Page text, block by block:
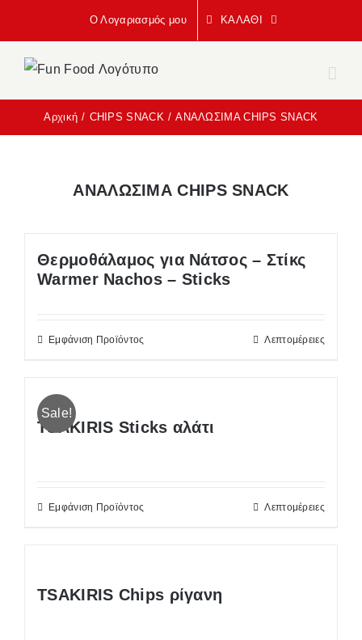
περιεχόμενο
Ο Λογαριασμός μου ΚΑΛΆΘΙ
Αρχική CHIPS SNACK ΑΝΑΛΩΣΙΜΑ CHIPS SNACK
ΑΝΑΛΩΣΙΜΑ CHIPS SNACK
Θερμοθάλαμος για Νάτσος – Στίκς
Warmer Nachos – Sticks
Εμφάνιση Προϊόντος Λεπτομέρειες
Sale!
TSAKIRIS Sticks αλάτι
Εμφάνιση Προϊόντος Λεπτομέρειες
TSAKIRIS Chips ρίγανη